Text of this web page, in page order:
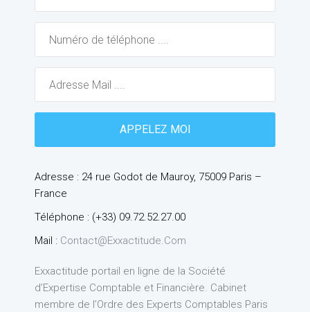
Adresse : 24 rue Godot de Mauroy, 75009 Paris –
France
Téléphone : (+33) 09.72.52.27.00
Mail : Contact@exxactitude.com
Exxactitude portail en ligne de la Société
d’Expertise Comptable et Financière. Cabinet
membre de l’Ordre des Experts Comptables Paris